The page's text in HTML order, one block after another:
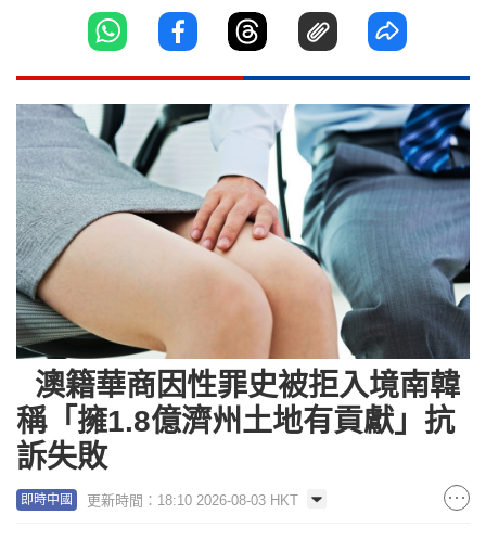
澳籍華商因性罪史被拒入境南韓
稱「擁1.8億濟州土地有貢獻」抗
訴失敗
即時中國 更新時間：18:10 2026-08-03 HKT